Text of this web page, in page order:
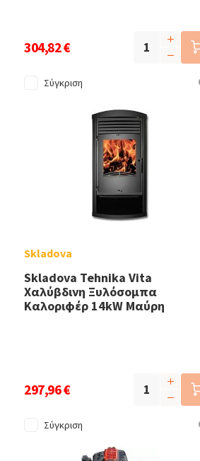
304,82 €
Σύγκριση
Skladova
Skladova Tehnika Vita
Χαλύβδινη Ξυλόσομπα
Καλοριφέρ 14kW Μαύρη
297,96 €
Σύγκριση